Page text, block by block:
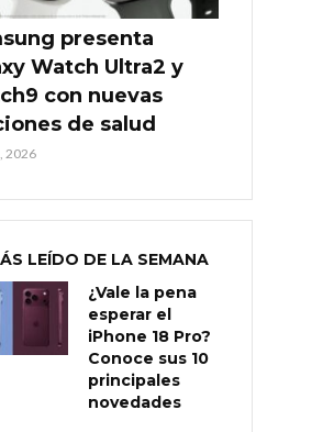
presenta
Watch Ultra2 y
con nuevas
de salud
2026
LEÍDO DE LA SEMANA
¿Vale la pena
esperar el
iPhone 18 Pro?
Conoce sus 10
principales
novedades